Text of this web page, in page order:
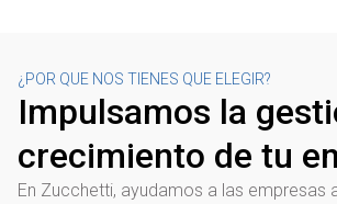
¿POR QUE NOS TIENES QUE ELEGIR?
Impulsamos la
crecimiento de tu
En Zucchetti, ayudamos a las empresas